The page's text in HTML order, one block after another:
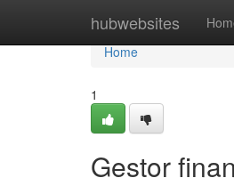
hubwebsites
Home
Home
1
Gestor